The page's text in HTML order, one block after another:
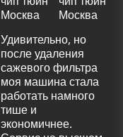
Удивительно, но
после удаления
сажевого фильтра
моя машина стала
работать намного
тише и
экономичнее.